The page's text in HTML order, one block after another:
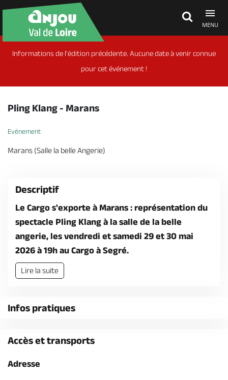
MENU
Découvrir
Agenda
Billetterie en ligne
Brochures & Cartes Offices de tourisme
Informations de l'édition précédente. Aucune date à venir connue
pour cet événement !
Pling Klang - Marans
Evénement
Marans (Salle la belle Angerie)
Descriptif
Le Cargo s'exporte à Marans : représentation du
spectacle Pling Klang à la salle de la belle
angerie, les vendredi et samedi 29 et 30 mai
2026 à 19h au Cargo à Segré.
Lire la suite
Infos pratiques
Accès et transports
Adresse